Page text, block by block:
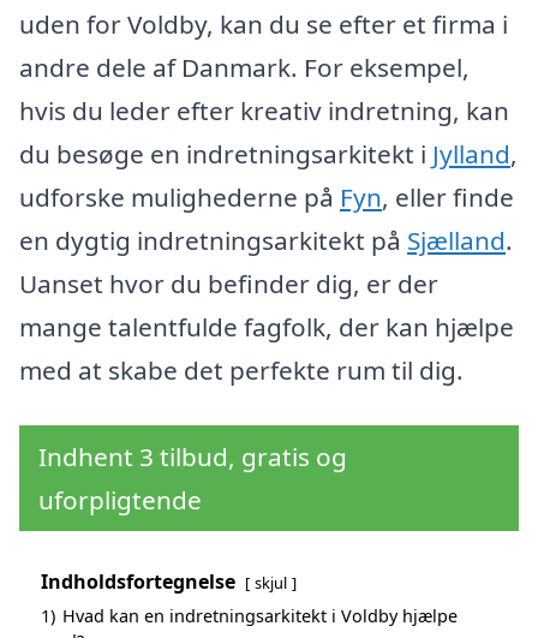
uden for Voldby, kan du se efter et firma i
andre dele af Danmark. For eksempel,
hvis du leder efter kreativ indretning, kan
du besøge en indretningsarkitekt i Jylland,
udforske mulighederne på Fyn, eller finde
en dygtig indretningsarkitekt på Sjælland.
Uanset hvor du befinder dig, er der
mange talentfulde fagfolk, der kan hjælpe
med at skabe det perfekte rum til dig.
Indhent 3 tilbud, gratis og
uforpligtende
Indholdsfortegnelse skjul
1) Hvad kan en indretningsarkitekt i Voldby hjælpe